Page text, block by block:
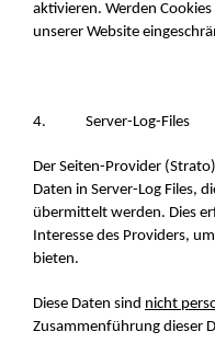
aktivieren. Werden
unserer Website
4. Server-Log-Files
Der Seiten-Provider
Daten in Server-Log Files,
übermittelt werden. Dies
Interesse des Providers,
bieten.
Diese Daten sind nicht
Zusammenführung dieser